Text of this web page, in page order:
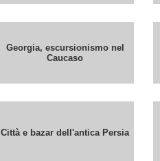
Georgia, escursionismo nel
Caucaso
Città e bazar dell'antica Persia